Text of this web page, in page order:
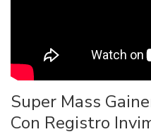
Super Mass
Con Registro